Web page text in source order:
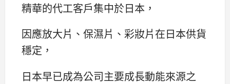
精華的代工客戶集中於日本，
因應放大片、保濕片、彩妝片在日本供貨
穩定，
日本早已成為公司主要成長動能來源之